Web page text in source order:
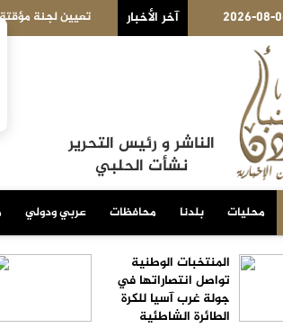
آخر الأخبار
شؤون الاتحاد الأردني لكرة السلة
الناشر و رئيس التحرير
نشأت الحلبي
محليات بلدنا محافظات عربي ودولي
المنتخبات الوطنية
تواصل انتصاراتها في
جولة غرب آسيا للكرة
الطائرة الشاطئية